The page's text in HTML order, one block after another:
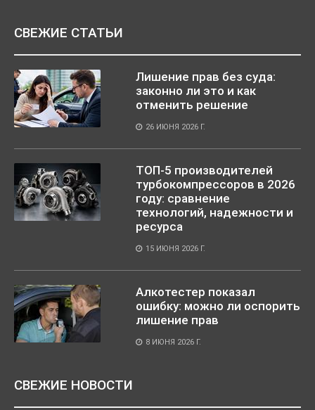
СВЕЖИЕ СТАТЬИ
Лишение прав без суда:
законно ли это и как
отменить решение
26 ИЮНЯ 2026 Г.
ТОП-5 производителей
турбокомпрессоров в 2026
году: сравнение
технологий, надежности и
ресурса
15 ИЮНЯ 2026 Г.
Алкотестер показал
ошибку: можно ли оспорить
лишение прав
8 ИЮНЯ 2026 Г.
СВЕЖИЕ НОВОСТИ